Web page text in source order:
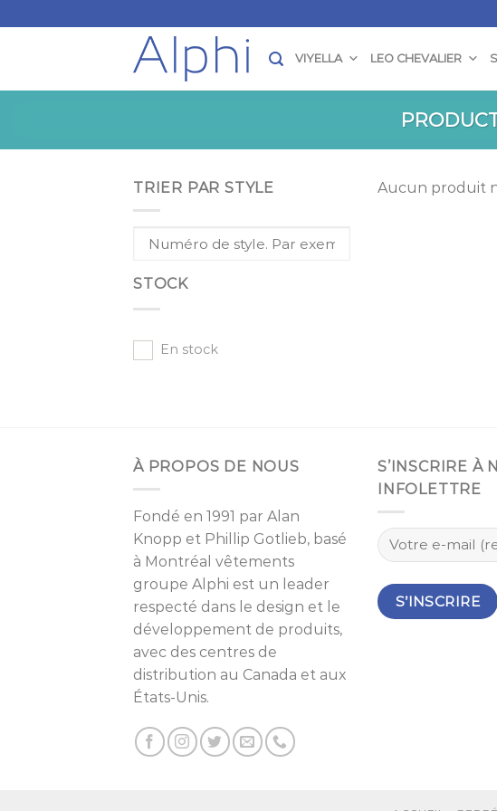
to
VIYELLA LEO CHEVALIER
TRIER PAR STYLE
STOCK
En stock
Aucun produit
À PROPOS DE NOUS
Fondé en 1991 par Alan
Knopp et Phillip Gotlieb, basé
à Montréal vêtements
groupe Alphi est un leader
respecté dans le design et le
développement de produits,
avec des centres de
distribution au Canada et aux
États-Unis.
S’INSCRIRE À
INFOLETTRE